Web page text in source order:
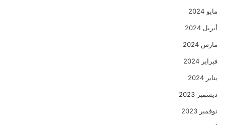
مايو 2024
أبريل 2024
مارس 2024
فبراير 2024
يناير 2024
ديسمبر 2023
نوفمبر 2023